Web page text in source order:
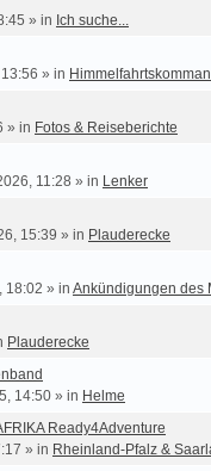
» in Ich suche...
» in
» in Fotos & Reiseberichte
11:28 » in Lenker
15:39 » in Plauderecke
18:02 » in Ankündigungen des
Plauderecke
14:50 » in Helme
Ready4Adventure
» in Rheinland-Pfalz &